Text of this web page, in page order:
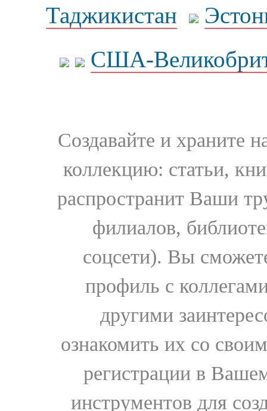
Таджикистан
США-
Создавайте и храните
коллекцию: статьи,
распространит Ваши
филиалов,
соцсети). Вы
профиль с
другими
ознакомить их со
регистрации в
инструментов для